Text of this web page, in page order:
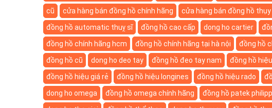
cũ
cửa hàng bán đồng hồ chính hãng cửa hàng bán đồng hồ
đồng hồ automatic thuỵ sĩ
đồng hồ cao cấp dong ho cartier
đồng hồ chính hãng hcm
đồng hồ chính hãng tại hà nội đồng hồ
đồng hồ cũ
dong ho deo tay đồng hồ đeo tay nam đồng hồ
đồng hồ hiệu giá rẻ
đồng hồ hiệu longines đồng hồ hiệu rado
dong ho omega
đồng hồ omega chính hãng đồng hồ patek